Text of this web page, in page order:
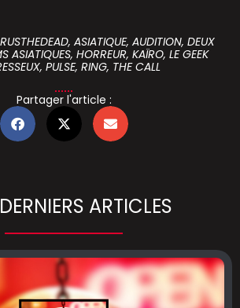
, ASIATIQUE, AUDITION, DEUX
ASIATIQUES, HORREUR, KAÏRO, LE GEEK
, PULSE, RING, THE CALL
Partager l'article :
ARTICLES